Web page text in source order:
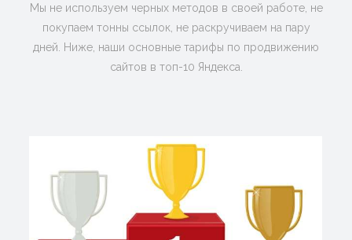
Мы не используем черных методов в своей работе, не
покупаем тонны ссылок, не раскручиваем на пару
дней. Ниже, наши основные тарифы по продвижению
сайтов в топ-10 Яндекса.